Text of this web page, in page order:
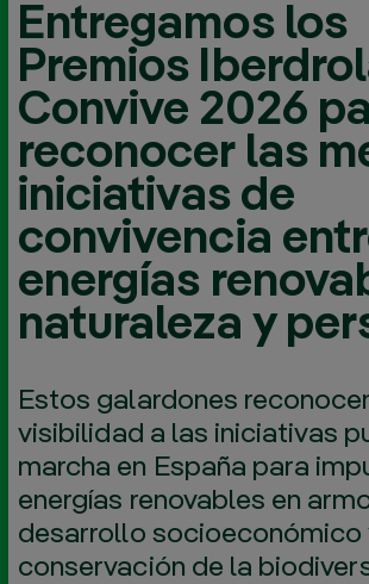
Entregamos los
Premios
Convive 2026
reconocer las
iniciativas de
convivencia
energías
naturaleza y
Estos galardones
visibilidad a las iniciativas
marcha en España para
energías renovables en
desarrollo socioeconómico
conservación de la